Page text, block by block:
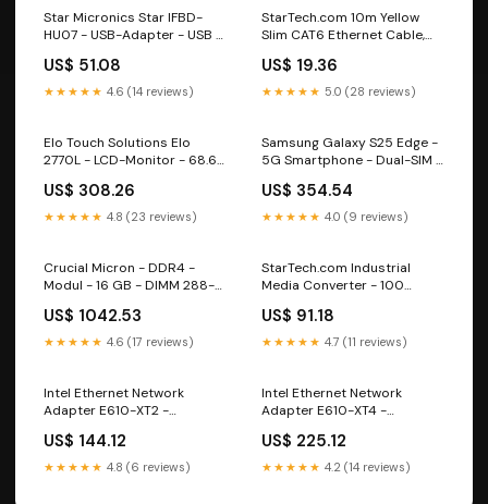
Star Micronics Star IFBD-
HU07 - USB-Adapter - USB -
US$ 51.08
★★★★★ 4.6 (14 reviews)
StarTech.com 10m Yellow
Slim CAT6 Ethernet Cable,
Patch-Kabel - RJ-45 (M)
Ladegeräte
US$ 19.36
★★★★★ 5.0 (28 reviews)
Elo Touch Solutions Elo
2770L - LCD-Monitor - 68.6
1920 x 1080 Full HD (1080p)
Programme
US$ 308.26
★★★★★ 4.8 (23 reviews)
Samsung Galaxy S25 Edge -
5G Smartphone - Dual-SIM -
Speicher 256 GB - OLED
display - 6.7" - 3120 x 1440
Pixel (120 Hz) Storage Server
US$ 354.54
★★★★★ 4.0 (9 reviews)
Crucial Micron - DDR4 -
Modul - 16 GB - DIMM 288-
US$ 1042.53
★★★★★ 4.6 (17 reviews)
StarTech.com Industrial
Media Converter - 100
Kupfer -
Singlemode-/Multimode
Glasfaser auf Kupfer
30/-40°C bis 75°C
(IMC100MSFP) online USV
US$ 91.18
★★★★★ 4.7 (11 reviews)
Intel Ethernet Network
Adapter E610-XT2 -
Thermopapier
US$ 144.12
★★★★★ 4.8 (6 reviews)
Intel Ethernet Network
Adapter E610-XT4 -
Hausautomatisierung
US$ 225.12
★★★★★ 4.2 (14 reviews)